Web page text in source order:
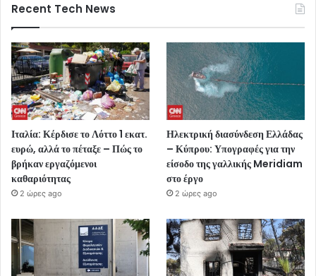
Recent Tech News
Ιταλία: Κέρδισε το Λόττο 1 εκατ.
ευρώ, αλλά το πέταξε – Πώς το
βρήκαν εργαζόμενοι
καθαριότητας
2 ώρες ago
Ηλεκτρική διασύνδεση Ελλάδας
– Κύπρου: Υπογραφές για την
είσοδο της γαλλικής Meridiam
στο έργο
2 ώρες ago